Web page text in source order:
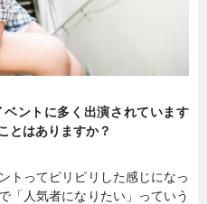
一覧
ントに多く出演されています
とはありますか？
トってピリピリした感じになっ
「人気者になりたい」っていう